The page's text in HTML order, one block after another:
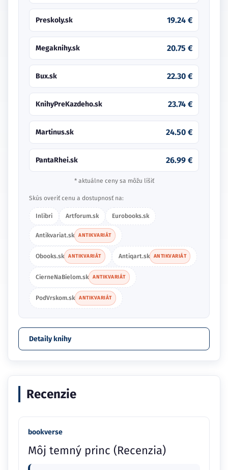
Preskoly.sk 19.24 €
Megaknihy.sk 20.75 €
Bux.sk 22.30 €
KnihyPreKazdeho.sk 23.74 €
Martinus.sk 24.50 €
PantaRhei.sk 26.99 €
* aktuálne ceny sa môžu líšiť
Skús overiť cenu a dostupnosť na:
Inlibri Artforum.sk Eurobooks.sk
Antikvariat.sk ANTIKVARIÁT
Obooks.sk ANTIKVARIÁT Antiqart.sk ANTIKVARIÁT
CierneNaBielom.sk ANTIKVARIÁT
PodVrskom.sk ANTIKVARIÁT
Detaily knihy
Recenzie
bookverse
Môj temný princ (Recenzia)